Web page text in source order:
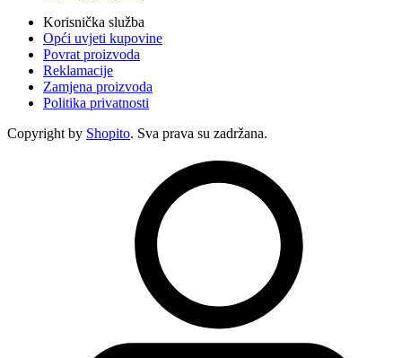
Korisnička služba
Opći uvjeti kupovine
Povrat proizvoda
Reklamacije
Zamjena proizvoda
Politika privatnosti
Copyright by Shopito. Sva prava su zadržana.